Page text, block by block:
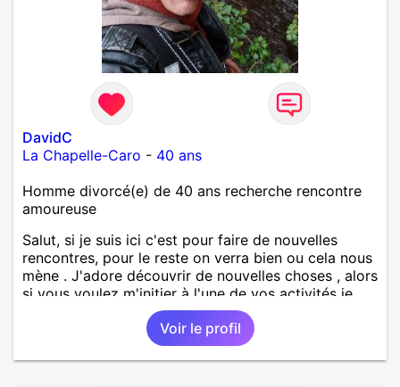
DavidC
La Chapelle-Caro - 40 ans
Homme divorcé(e) de 40 ans recherche rencontre
amoureuse
Salut, si je suis ici c'est pour faire de nouvelles
rencontres, pour le reste on verra bien ou cela nous
mène . J'adore découvrir de nouvelles choses , alors
si vous voulez m'initier à l'une de vos activités je
Voir le profil